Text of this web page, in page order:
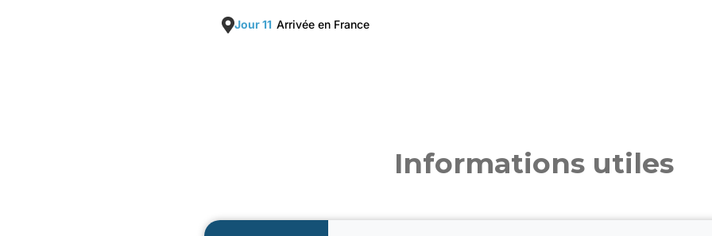
Jour 11 Arrivée en France
Informations utiles